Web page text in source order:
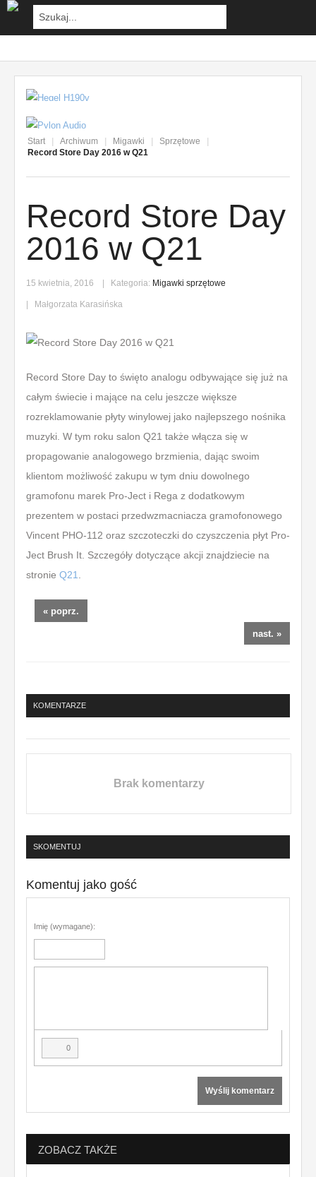
Start Archiwum Migawki Sprzętowe
Record Store Day 2016 w Q21
Record Store Day
2016 w Q21
15 kwietnia, 2016 Kategoria: Migawki sprzętowe
Małgorzata Karasińska
Record Store Day to święto analogu odbywające się już na
całym świecie i mające na celu jeszcze większe
rozreklamowanie płyty winylowej jako najlepszego nośnika
muzyki. W tym roku salon Q21 także włącza się w
propagowanie analogowego brzmienia, dając swoim
klientom możliwość zakupu w tym dniu dowolnego
gramofonu marek Pro-Ject i Rega z dodatkowym
prezentem w postaci przedwzmacniacza gramofonowego
Vincent PHO-112 oraz szczoteczki do czyszczenia płyt Pro-
Ject Brush It. Szczegóły dotyczące akcji znajdziecie na
stronie Q21
« poprz.
nast. »
KOMENTARZE
Brak komentarzy
SKOMENTUJ
Komentuj jako gość
Imię (wymagane):
0
Wyślij komentarz
ZOBACZ TAKŻE